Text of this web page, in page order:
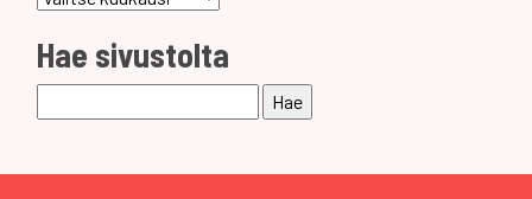
Hae sivustolta